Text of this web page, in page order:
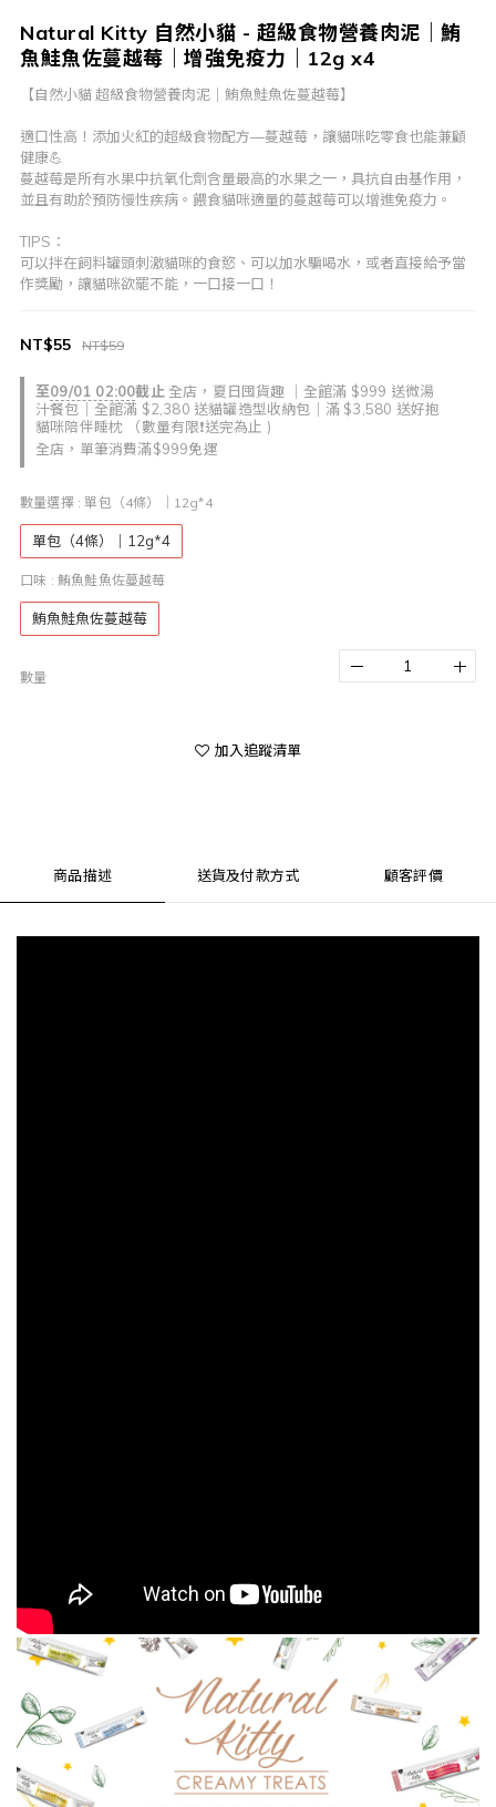
Natural Kitty 自然小貓 - 超級食物營養肉泥｜鮪
魚鮭魚佐蔓越莓｜增強免疫力｜12g x4
【自然小貓 超級食物營養肉泥｜鮪魚鮭魚佐蔓越莓】
適口性高！添加火紅的超級食物配方—蔓越莓，讓貓咪吃零食也能兼顧
健康💪
蔓越莓是所有水果中抗氧化劑含量最高的水果之一，具抗自由基作用，
並且有助於預防慢性疾病。餵食貓咪適量的蔓越莓可以增進免疫力。
TIPS：
可以拌在飼料罐頭刺激貓咪的食慾、可以加水騙喝水，或者直接給予當
作獎勵，讓貓咪欲罷不能，一口接一口！
至09/01 02:00截止 全店，夏日囤貨趣 ｜全館滿 $999 送微湯
汁餐包｜全館滿 $2,380 送貓罐造型收納包｜滿 $3,580 送好抱
貓咪陪伴睡枕 （數量有限❗送完為止 )
全店，單筆消費滿$999免運
NT$59
NT$55
數量選擇 : 單包（4條）｜12g*4
單包（4條）｜12g*4
口味 : 鮪魚鮭魚佐蔓越莓
鮪魚鮭魚佐蔓越莓
數量
加入追蹤清單
商品描述 送貨及付款方式 顧客評價